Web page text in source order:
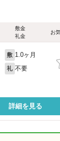
敷金
礼金
お
敷 1.0ヶ月
礼 不要
詳細を見る